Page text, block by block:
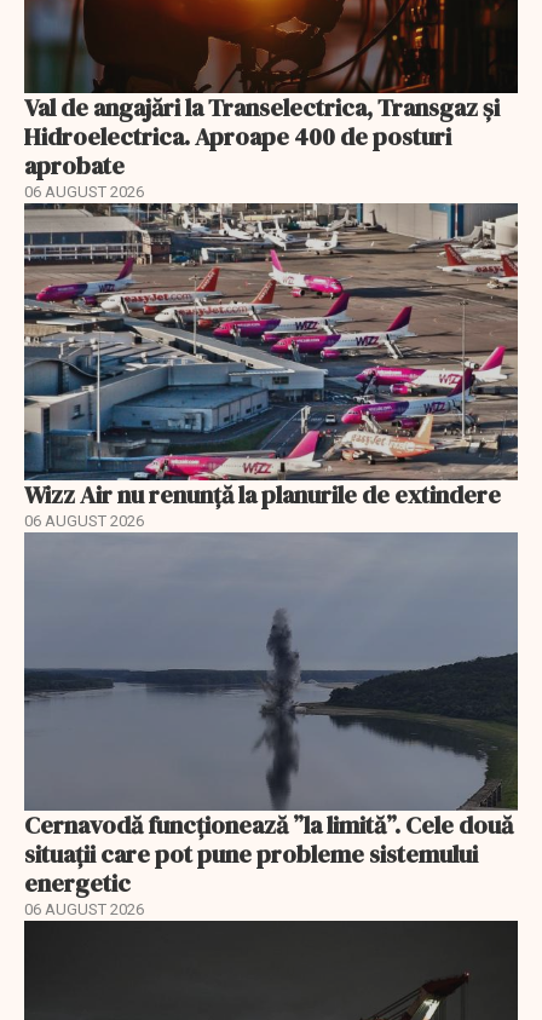
Val de angajări la Transelectrica, Transgaz și
Hidroelectrica. Aproape 400 de posturi
aprobate
06 AUGUST 2026
Wizz Air nu renunță la planurile de extindere
06 AUGUST 2026
Cernavodă funcționează ”la limită”. Cele două
situații care pot pune probleme sistemului
energetic
06 AUGUST 2026